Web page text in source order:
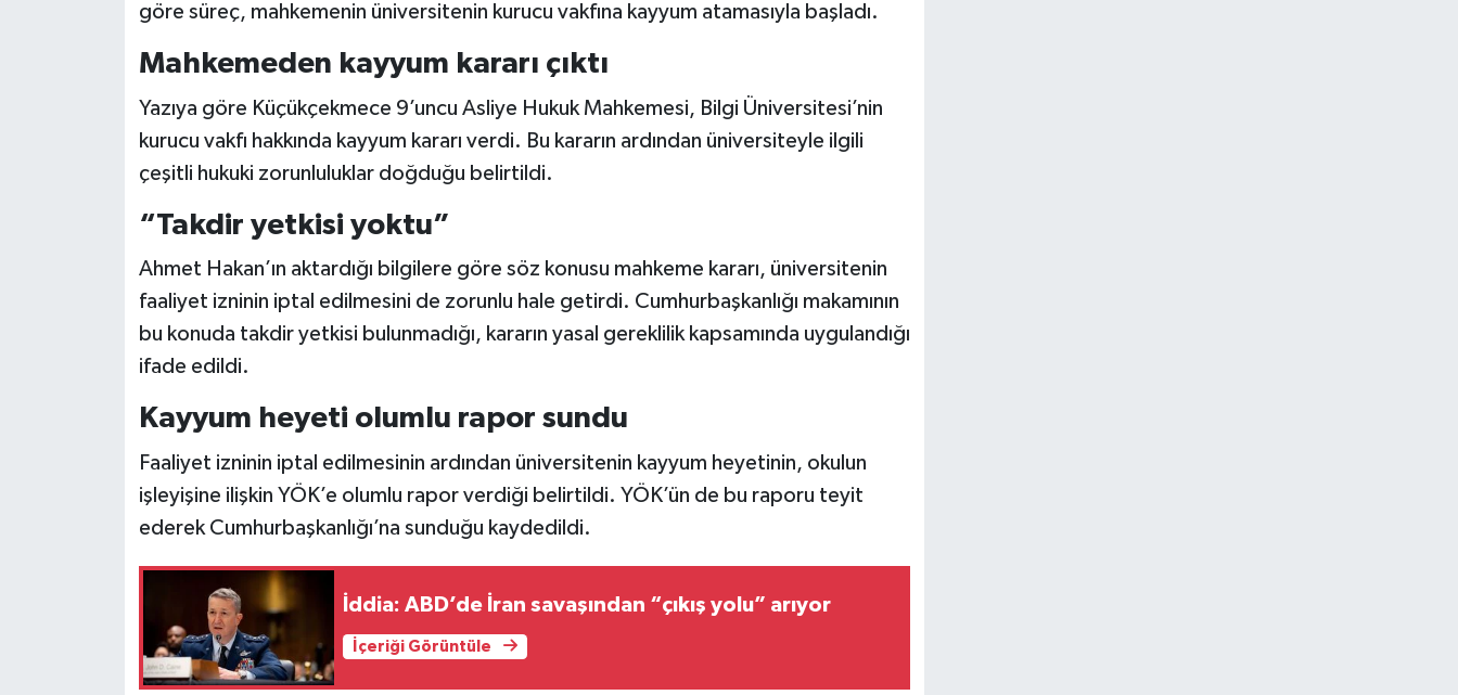
göre süreç, mahkemenin üniversitenin kurucu vakfına kayyum atamasıyla başladı.
Mahkemeden kayyum kararı çıktı
Yazıya göre Küçükçekmece 9’uncu Asliye Hukuk Mahkemesi, Bilgi Üniversitesi’nin
kurucu vakfı hakkında kayyum kararı verdi. Bu kararın ardından üniversiteyle ilgili
çeşitli hukuki zorunluluklar doğduğu belirtildi.
“Takdir yetkisi yoktu”
Ahmet Hakan’ın aktardığı bilgilere göre söz konusu mahkeme kararı, üniversitenin
faaliyet izninin iptal edilmesini de zorunlu hale getirdi. Cumhurbaşkanlığı makamının
bu konuda takdir yetkisi bulunmadığı, kararın yasal gereklilik kapsamında uygulandığı
ifade edildi.
Kayyum heyeti olumlu rapor sundu
Faaliyet izninin iptal edilmesinin ardından üniversitenin kayyum heyetinin, okulun
işleyişine ilişkin YÖK’e olumlu rapor verdiği belirtildi. YÖK’ün de bu raporu teyit
ederek Cumhurbaşkanlığı’na sunduğu kaydedildi.
İddia: ABD’de İran savaşından “çıkış yolu” arıyor
İçeriği Görüntüle
Teknoloji
Yaşam-Çevre